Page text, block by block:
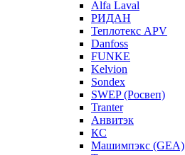
Alfa Laval
РИДАН
Теплотекс APV
Danfoss
FUNKE
Kelvion
Sondex
SWEP (Росвеп)
Tranter
Анвитэк
КС
Машимпэкс (GEA)